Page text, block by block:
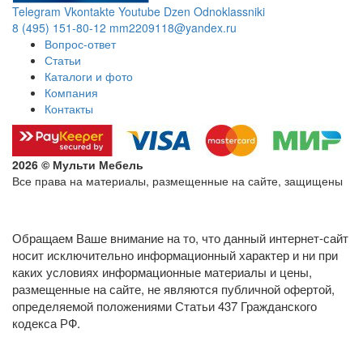
Telegram Vkontakte Youtube Dzen Odnoklassniki
8 (495) 151-80-12 mm2209118@yandex.ru
Вопрос-ответ
Статьи
Каталоги и фото
Компания
Контакты
2026 © Мульти Мебель
Все права на материалы, размещенные на сайте, защищены
Обращаем Ваше внимание на то, что данный интернет-сайт
носит исключительно информационный характер и ни при
каких условиях информационные материалы и цены,
размещенные на сайте, не являются публичной офертой,
определяемой положениями Статьи 437 Гражданского
кодекса РФ.